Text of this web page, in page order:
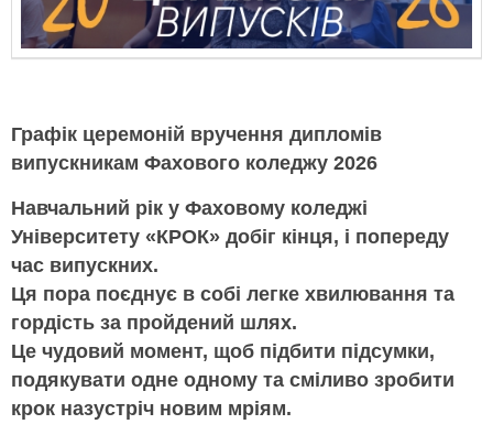
Графік церемоній вручення дипломів
випускникам Фахового коледжу 2026
Навчальний рік у Фаховому коледжі
Університету «КРОК» добіг кінця, і попереду
час випускних.
Ця пора поєднує в собі легке хвилювання та
гордість за пройдений шлях.
Це чудовий момент, щоб підбити підсумки,
подякувати одне одному та сміливо зробити
крок назустріч новим мріям.